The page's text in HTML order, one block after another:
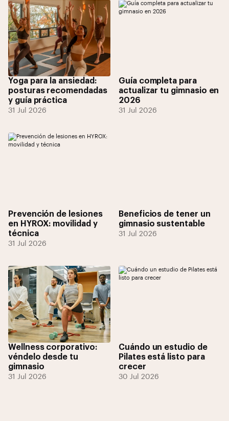
Yoga para la ansiedad:
posturas recomendadas
y guía práctica
31 Jul 2026
Guía completa para
actualizar tu gimnasio en
2026
31 Jul 2026
Prevención de lesiones
en HYROX: movilidad y
técnica
31 Jul 2026
Beneficios de tener un
gimnasio sustentable
31 Jul 2026
Wellness corporativo:
véndelo desde tu
gimnasio
31 Jul 2026
Cuándo un estudio de
Pilates está listo para
crecer
30 Jul 2026